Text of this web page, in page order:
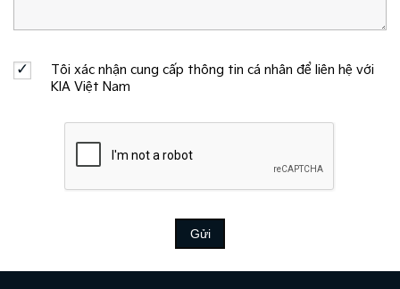
Tôi xác nhận cung cấp thông tin cá nhân để liên hệ với
KIA Việt Nam
Gửi